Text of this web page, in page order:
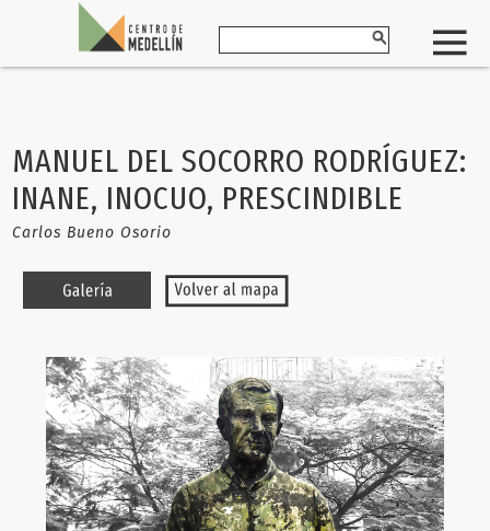
MANUEL DEL SOCORRO RODRÍGUEZ:
INANE, INOCUO, PRESCINDIBLE
Carlos Bueno Osorio